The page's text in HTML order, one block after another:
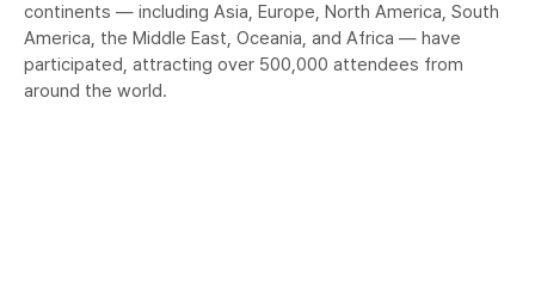
continents — including Asia, Europe, North America, South
America, the Middle East, Oceania, and Africa — have
participated, attracting over 500,000 attendees from
around the world.